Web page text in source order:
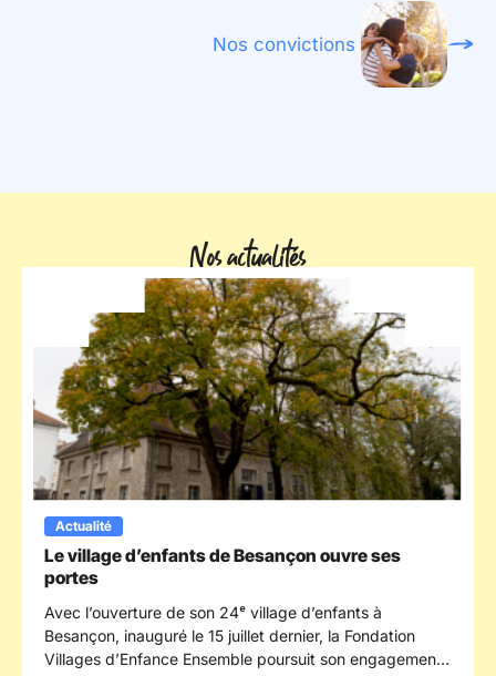
Nos convictions
Nos actualités
Actualité
Le village d’enfants de Besançon ouvre ses
portes
Avec l’ouverture de son 24ᵉ village d’enfants à
Besançon, inauguré le 15 juillet dernier, la Fondation
Villages d’Enfance Ensemble poursuit son engagement